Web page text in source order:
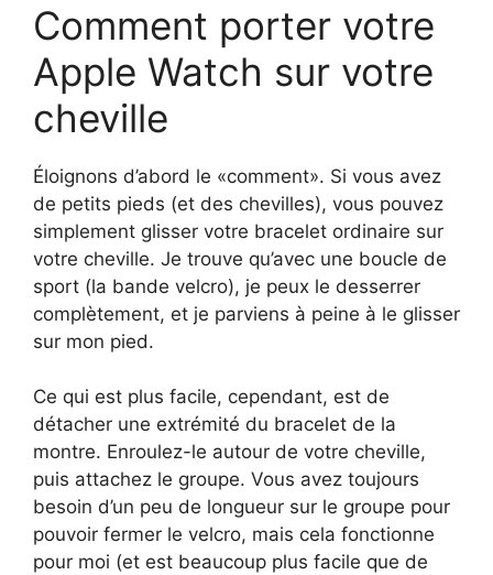
Comment porter votre
Apple Watch sur votre
cheville
Éloignons d’abord le «comment». Si vous avez
de petits pieds (et des chevilles), vous pouvez
simplement glisser votre bracelet ordinaire sur
votre cheville. Je trouve qu’avec une boucle de
sport (la bande velcro), je peux le desserrer
complètement, et je parviens à peine à le glisser
sur mon pied.
Ce qui est plus facile, cependant, est de
détacher une extrémité du bracelet de la
montre. Enroulez-le autour de votre cheville,
puis attachez le groupe. Vous avez toujours
besoin d’un peu de longueur sur le groupe pour
pouvoir fermer le velcro, mais cela fonctionne
pour moi (et est beaucoup plus facile que de